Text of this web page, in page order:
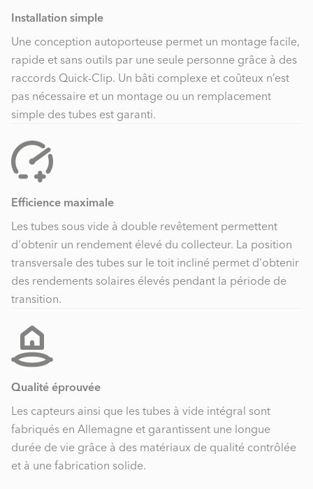
Installation simple
Une conception autoporteuse permet un montage facile,
rapide et sans outils par une seule personne grâce à des
raccords Quick-Clip. Un bâti complexe et coûteux n’est
pas nécessaire et un montage ou un remplacement
simple des tubes est garanti.
Efficience maximale
Les tubes sous vide à double revêtement permettent
d'obtenir un rendement élevé du collecteur. La position
transversale des tubes sur le toit incliné permet d'obtenir
des rendements solaires élevés pendant la période de
transition.
Qualité éprouvée
Les capteurs ainsi que les tubes à vide intégral sont
fabriqués en Allemagne et garantissent une longue
durée de vie grâce à des matériaux de qualité contrôlée
et à une fabrication solide.